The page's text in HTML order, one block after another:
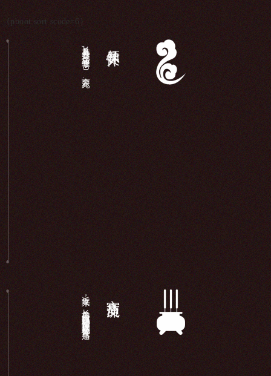
{pboot:sort scode=6}
长岛县各界,庙宇维修（340余万元）...
近年来，长岛显应宫以妈祖信仰为载体积极开展宫庙...